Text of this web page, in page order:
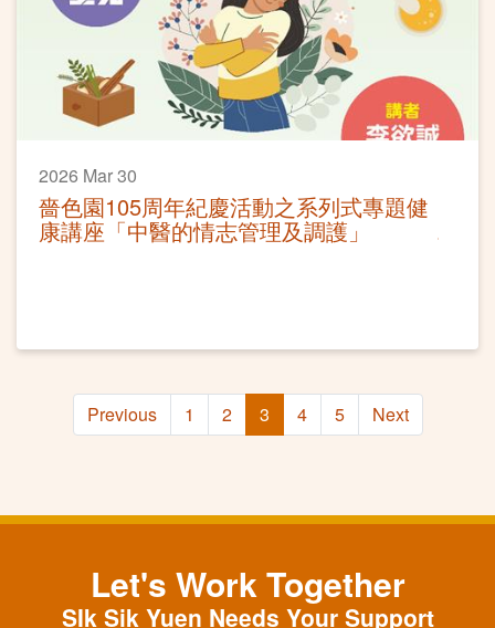
2026 Mar 30
嗇色園105周年紀慶活動之系列式專題健
康講座「中醫的情志管理及調護」
Previous 1 2 3 4 5 Next
Let's Work Together
SIk Sik Yuen Needs Your Support